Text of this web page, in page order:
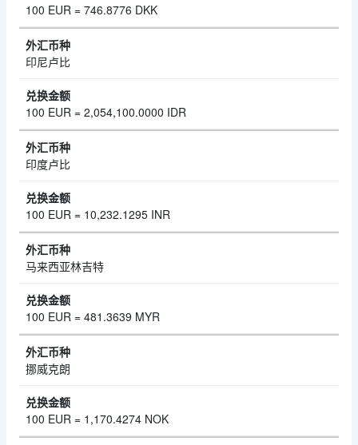
100 EUR = 746.8776 DKK
印尼卢比
100 EUR = 2,054,100.0000 IDR
印度卢比
100 EUR = 10,232.1295 INR
马来西亚林吉特
100 EUR = 481.3639 MYR
挪威克朗
100 EUR = 1,170.4274 NOK